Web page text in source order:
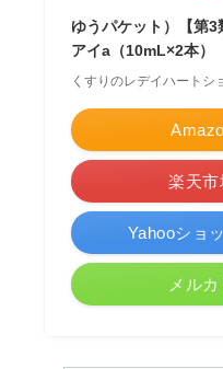
ゆうパケット）【第
アイa（10mL×2本）
くすりのレデイハートシ
楽天市
Yahooショ
メル